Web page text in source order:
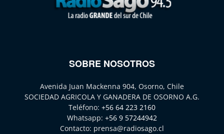
SOBRE NOSOTROS
Avenida Juan Mackenna 904, Osorno, Chile
SOCIEDAD AGRICOLA Y GANADERA DE OSORNO A.G.
Teléfono: +56 64 223 2160
Whatsapp: +56 9 57244942
Contacto: prensa@radiosago.cl